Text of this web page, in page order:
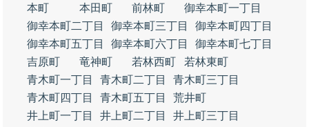
本町
本田町 前林町
御幸本町一丁目
御幸本町二丁目
御幸本町三丁目
御幸本町四丁目
御幸本町五丁目
御幸本町六丁目
御幸本町七丁目
吉原町
竜神町 若林西町
若林東町
青木町一丁目
青木町二丁目
青木町三丁目
青木町四丁目
青木町五丁目
荒井町
井上町一丁目
井上町二丁目
井上町三丁目